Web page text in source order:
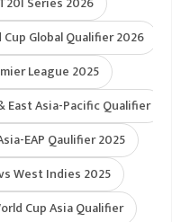
Global Qualifier 2026
League 2025
East Asia-Pacific Qualifier
EAP Qaulifier 2025
West Indies 2025
Cup Asia Qualifier